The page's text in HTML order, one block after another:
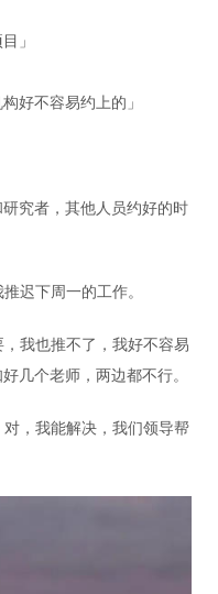
」
好不容易约上的」
究者，其他人员约好的时
迟下周一的工作。
我也推不了，我好不容易
几个老师，两边都不行。
，我能解决，我们领导帮